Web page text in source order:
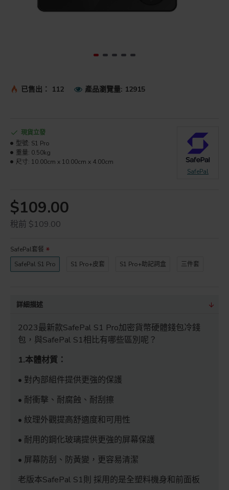
已售出： 112 產品瀏覽量: 12915
$109.00
稅前 $109.00
現貨立發
型號: S1 Pro
重量: 0.50kg
尺寸: 10.00cm x 10.00cm x 4.00cm
SafePal
SafePal套餐
SafePal S1 Pro
S1 Pro+皮套 S1 Pro+助記詞盒 三件套
詳細描述
2023最新款SafePal S1 Pro加密貨幣硬體錢包冷錢
包，與SafePal S1相比有哪些區別呢？
1.本體材質：
• 對內部組件提供更強的保護
• 耐衝擊、耐腐蝕、耐刮擦
• 紋理外觀提高舒適度和可用性
• 耐用的鋼化玻璃提供更強的屏幕保護
• 屏幕防刮、防黃變，更容易清潔
老版本SafePal S1則 採用的是全塑料機身和前面板